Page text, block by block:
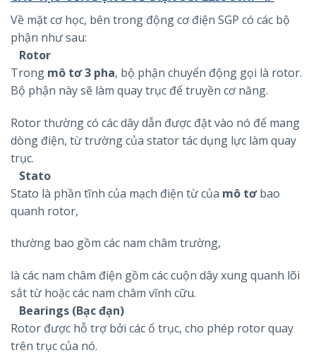
Về mặt cơ học, bên trong động cơ điện SGP có các bộ
phận như sau:
Rotor
Trong mô tơ 3 pha, bộ phận chuyển động gọi là rotor.
Bộ phận này sẽ làm quay trục để truyền cơ năng.
Rotor thường có các dây dẫn được đặt vào nó để mang
dòng điện, từ trường của stator tác dụng lực làm quay
trục.
Stato
Stato là phần tĩnh của mạch điện từ của mô tơbao
quanh rotor,
thường bao gồm các nam châm trường,
là các nam châm điện gồm các cuộn dây xung quanh lõi
sắt từ hoặc các nam châm vĩnh cữu.
Bearings (Bạc đạn)
Rotor được hỗ trợ bởi các ổ trục, cho phép rotor quay
trên trục của nó.